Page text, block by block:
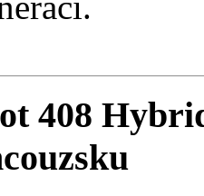
408